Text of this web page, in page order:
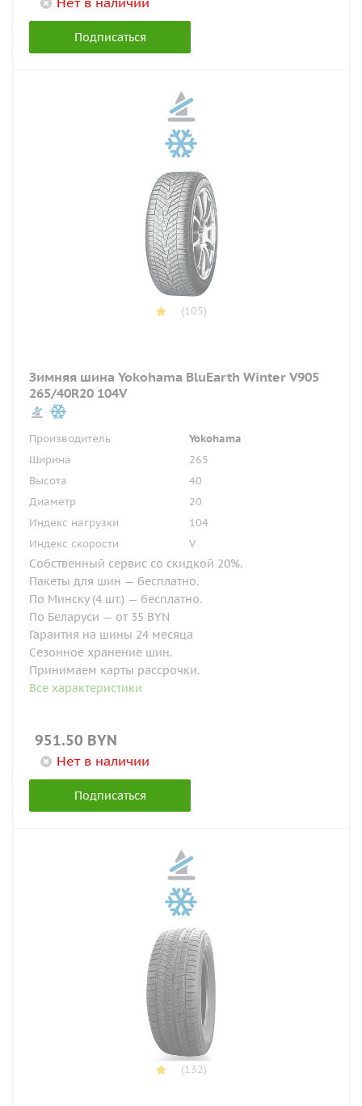
Подписаться
(105)
Зимняя шина Yokohama BluEarth Winter V905
265/40R20 104V
Производитель
Yokohama
Ширина
265
Высота
40
Диаметр
20
Индекс нагрузки
104
Индекс скорости
V
Собственный сервис со скидкой 20%.
Пакеты для шин — бесплатно.
По Минску (4 шт.) — бесплатно.
По Беларуси — от 35 BYN
Гарантия на шины 24 месяца
Сезонное хранение шин.
Принимаем карты рассрочки.
Все характеристики
951.50 BYN
Нет в наличии
Подписаться
(132)